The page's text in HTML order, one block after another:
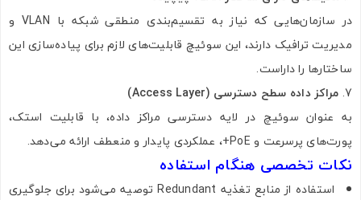
در سازمان‌هایی که نیاز به تقسیم‌بندی منطقی شبکه با VLAN و
مدیریت ترافیک دارند، این سوئیچ قابلیت‌های لازم برای پیاده‌سازی این
ساختارها را داراست.
مراکز داده سطح دسترسی (Access Layer)
به عنوان سوئیچ در لایه دسترسی مراکز داده، با قابلیت استک،
پورت‌های پرسرعت و PoE+، عملکردی پایدار و منعطف ارائه می‌دهد.
نکات تخصصی هنگام استفاده
استفاده از منابع تغذیه Redundant توصیه می‌شود برای جلوگیری
تصاویر رسمی